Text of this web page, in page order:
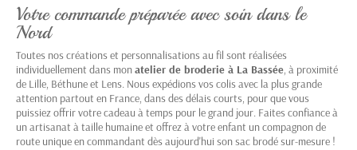
Votre commande préparée avec soin dans le
Nord
Toutes nos créations et personnalisations au fil sont réalisées
individuellement dans monatelier de broderie à La Bassée, à proximité
de Lille, Béthune et Lens. Nous expédions vos colis avec la plus grande
attention partout en France, dans des délais courts, pour que vous
puissiez offrir votre cadeau à temps pour le grand jour. Faites confiance à
un artisanat à taille humaine et offrez à votre enfant un compagnon de
route unique en commandant dès aujourd'hui son sac brodé sur-mesure !